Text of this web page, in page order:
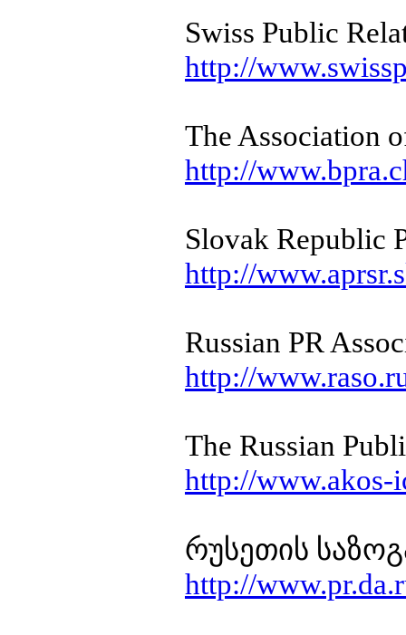
Swiss Public
http://
The Association
http://
Slovak Republic
http://
Russian PR
http://
The Russian
http://www.akos-
რუსეთის
http://